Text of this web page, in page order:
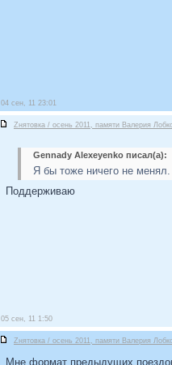
04 сен, 11 23:01
Zнятовка / осень 2011, памяти Валерия
Gennady Alexeyenko писал(а):
Я бы тоже ничего не менял.
Поддерживаю
05 сен, 11 1:50
Zнятовка / осень 2011, памяти Валерия
Мне формат предыдущих